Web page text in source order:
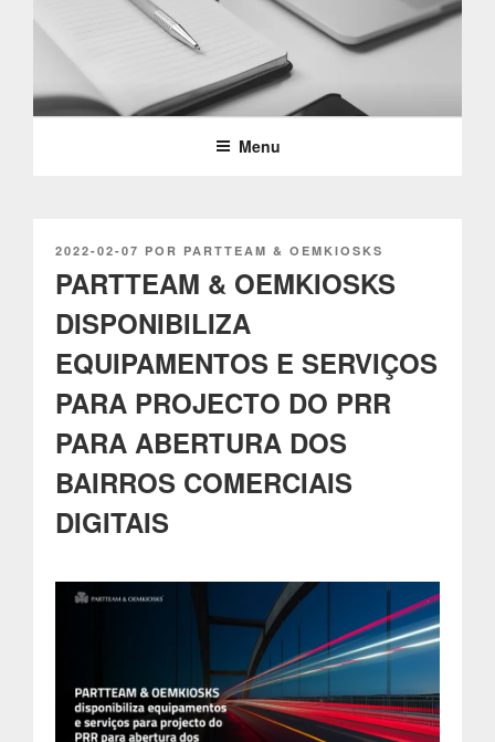
conteúdoPARTTEAM & OEMKIOSKS
BLOG
Menu
PUBLICADO
2022-02-07 POR PARTTEAM & OEMKIOSKS
PARTTEAM & OEMKIOSKS
DISPONIBILIZA
EQUIPAMENTOS E SERVIÇOS
PARA PROJECTO DO PRR
PARA ABERTURA DOS
BAIRROS COMERCIAIS
DIGITAIS